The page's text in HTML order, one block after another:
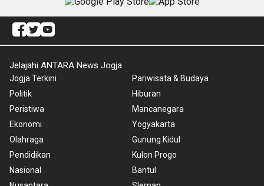
Jelajahi ANTARA News Jogja
Jogja Terkini
Politik
Peristiwa
Ekonomi
Olahraga
Pendidikan
Nasional
Pariwisata & Budaya
Hiburan
Mancanegara
Yogyakarta
Gunung Kidul
Kulon Progo
Bantul